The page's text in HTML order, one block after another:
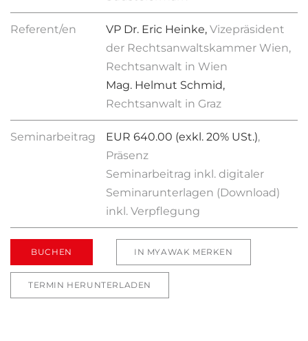
Referent/en VP Dr. Eric Heinke, Vizepräsident
der Rechtsanwaltskammer Wien,
Rechtsanwalt in Wien
Mag. Helmut Schmid,
Rechtsanwalt in Graz
Seminarbeitrag EUR 640.00 (exkl. 20% USt.),
Präsenz
Seminarbeitrag inkl. digitaler
Seminarunterlagen (Download)
inkl. Verpflegung
BUCHEN IN MYAWAK MERKEN
TERMIN HERUNTERLADEN